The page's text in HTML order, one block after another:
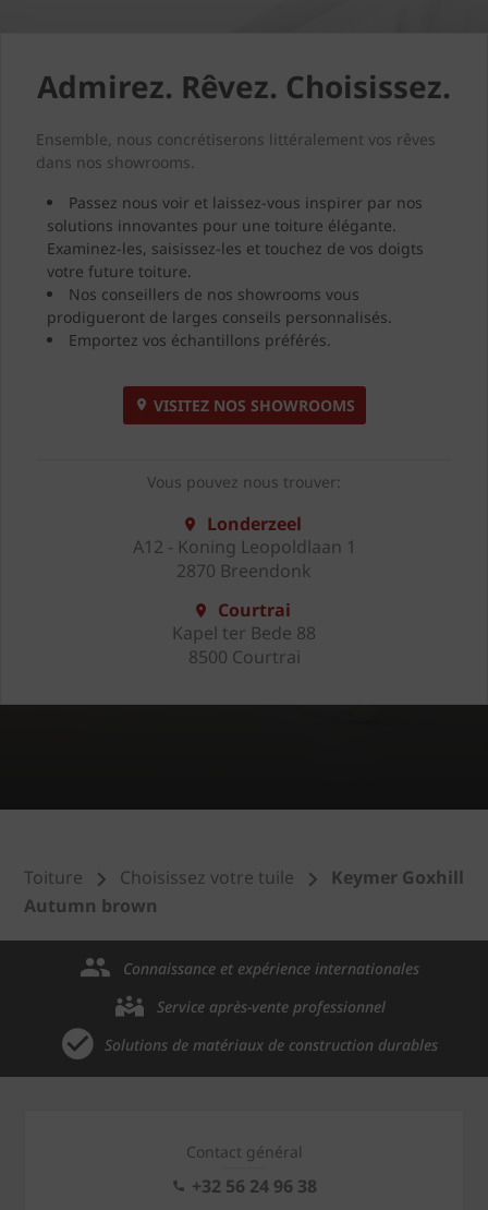
Admirez. Rêvez. Choisissez.
Ensemble, nous concrétiserons littéralement vos rêves
dans nos showrooms.
Passez nous voir et laissez-vous inspirer par nos
solutions innovantes pour une toiture élégante.
Examinez-les, saisissez-les et touchez de vos doigts
votre future toiture.
Nos conseillers de nos showrooms vous
prodigueront de larges conseils personnalisés.
Emportez vos échantillons préférés.
VISITEZ NOS SHOWROOMS
Vous pouvez nous trouver:
Londerzeel
A12 - Koning Leopoldlaan 1
2870 Breendonk
Courtrai
Kapel ter Bede 88
8500 Courtrai
Toiture Choisissez votre tuile
Keymer Goxhill
Autumn brown
Connaissance et expérience internationales
Service après-vente professionnel
Solutions de matériaux de construction durables
Contact général
+32 56 24 96 38